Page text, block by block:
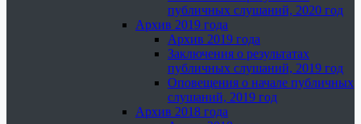
публичных слушаний, 2020 год
Архив 2019 года
Архив 2019 года
Заключения о результатах
публичных слушаний, 2019 год
Оповещения о начале публичных
слушаний, 2019 год
Архив 2018 года